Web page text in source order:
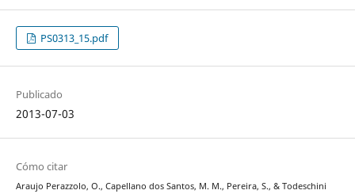
PS0313_15.pdf
Publicado
2013-07-03
Cómo citar
Araujo Perazzolo, O., Capellano dos Santos, M. M., Pereira, S., & Todeschini